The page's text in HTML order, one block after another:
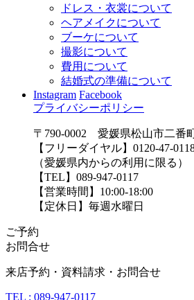
ドレス・衣裳について
ヘアメイクについて
ブーケについて
撮影について
費用について
結婚式の準備について
Instagram Facebook
プライバシーポリシー
〒790-0002 愛媛県松山市二番
【フリーダイヤル】0120-47-
（愛媛県内からの利用に限る）
【TEL】089-947-0117
【営業時間】10:00-18:00
【定休日】毎週水曜日
ご予約
お問合せ
来店予約・資料請求・お問合せ
TEL : 089-947-0117